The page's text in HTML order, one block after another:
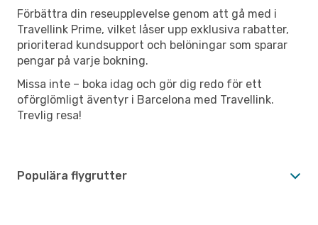
Förbättra din reseupplevelse genom att gå med i
Travellink Prime, vilket låser upp exklusiva rabatter,
prioriterad kundsupport och belöningar som sparar
pengar på varje bokning.
Missa inte – boka idag och gör dig redo för ett
oförglömligt äventyr i Barcelona med Travellink.
Trevlig resa!
Populära flygrutter